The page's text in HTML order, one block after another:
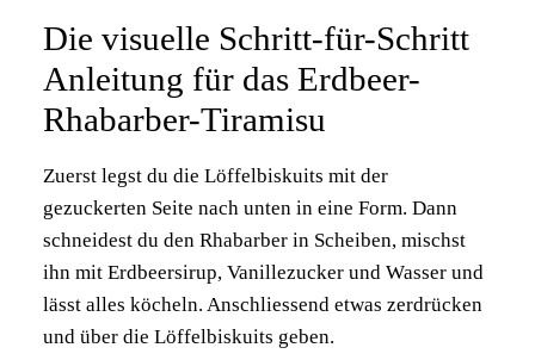
Die visuelle Schritt-für-Schritt
Anleitung für das Erdbeer-
Rhabarber-Tiramisu
Zuerst legst du die Löffelbiskuits mit der
gezuckerten Seite nach unten in eine Form. Dann
schneidest du den Rhabarber in Scheiben, mischst
ihn mit Erdbeersirup, Vanillezucker und Wasser und
lässt alles köcheln. Anschliessend etwas zerdrücken
und über die Löffelbiskuits geben.